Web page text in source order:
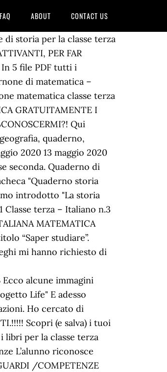
FAQ ABOUT CONTACT US
di storia per la classe terza
PER FAR
In 5 file PDF tutti i
di matematica –
matematica classe terza
GRATUITAMENTE I
Qui
quaderno,
2020 13 maggio 2020
seconda. Quaderno di
"Quaderno storia
introdotto "La storia
terza – Italiano n.3
MATEMATICA
“Saper studiare”.
mi hanno richiesto di
Ecco alcune immagini
Life" E adesso
Ho cercato di
Scopri (e salva) i tuoi
libri per la classe terza
L’alunno riconosce
/COMPETENZE